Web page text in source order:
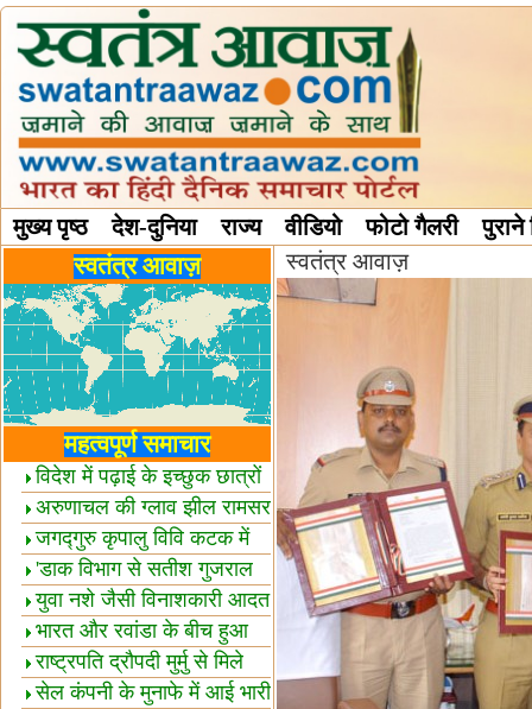
मुख्य पृष्ठ देश-दुनिया राज्य वीडियो फोटो गैलरी
विविध स्तंभस्वतंत्र आवाज़
महत्वपूर्ण समाचार
विदेश में पढ़ाई के इच्छुक छात्रों
केलिए खुशखबरी!
अरुणाचल की ग्लाव झील रामसर
स्थल घोषित
जगद्गुरु कृपालु विवि कटक में
शैक्षिक सत्र शुरू
'डाक विभाग से सतीश गुजराल
का रिश्ता गहरा'
युवा नशे जैसी विनाशकारी आदत
से दूर रहें-मोदी
भारत और रवांडा के बीच हुआ
व्यापार विस्तार
राष्ट्रपति द्रौपदी मुर्मु से मिले
बस्तर के प्रतिनिधि
सेल कंपनी के मुनाफे में आई भारी
स्वतंत्र आवाज़